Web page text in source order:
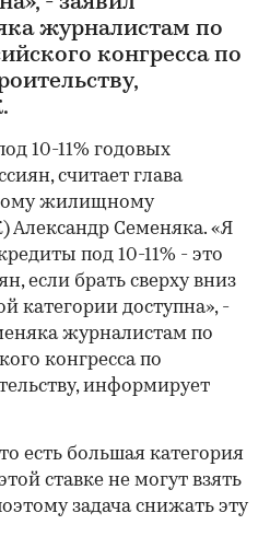
журналистам по
конгресса по
10-11% годовых
считает глава
жилищному
Семеняка. «Я
под 10-11% - это
если брать сверху вниз
категории доступна», -
журналистам по
конгресса по
информирует
есть большая категория
ставке не могут взять
задача снижать эту